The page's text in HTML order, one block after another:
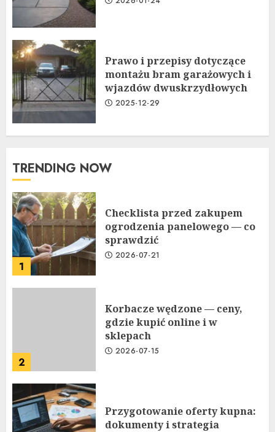
Prawo i przepisy dotyczące
montażu bram garażowych i
wjazdów dwuskrzydłowych
2025-12-29
TRENDING NOW
1
Checklista przed zakupem
ogrodzenia panelowego — co
sprawdzić
2026-07-21
2
Korbacze wędzone — ceny,
gdzie kupić online i w
sklepach
2026-07-15
Przygotowanie oferty kupna:
dokumenty i strategia